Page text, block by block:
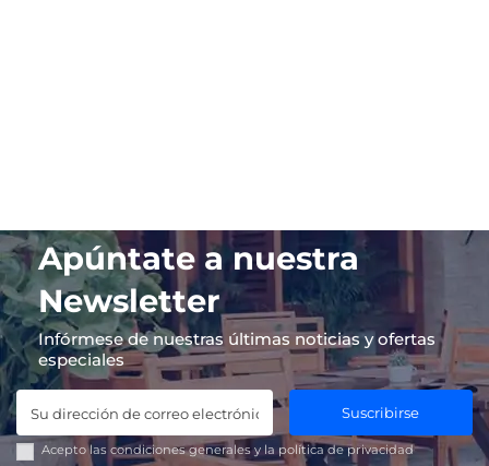
Apúntate a nuestra
Newsletter
Infórmese de nuestras últimas noticias y ofertas
especiales
Suscribirse
Acepto las condiciones generales y lapolítica de privacidad